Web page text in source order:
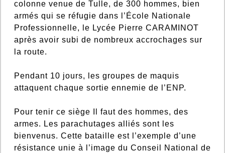
colonne venue de Tulle, de 300 hommes, bien
armés qui se réfugie dans l’École Nationale
Professionnelle, le Lycée Pierre CARAMINOT
après avoir subi de nombreux accrochages sur
la route.
Pendant 10 jours, les groupes de maquis
attaquent chaque sortie ennemie de l’ENP.
Pour tenir ce siège Il faut des hommes, des
armes. Les parachutages alliés sont les
bienvenus. Cette bataille est l’exemple d’une
résistance unie à l’image du Conseil National de